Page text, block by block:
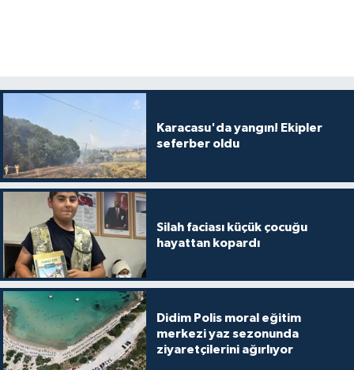
Karacasu'da yangın! Ekipler
seferber oldu
Silah faciası küçük çocuğu
hayattan kopardı
Didim Polis moral eğitim
merkezi yaz sezonunda
ziyaretçilerini ağırlıyor